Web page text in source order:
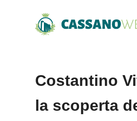
Costantino
la scoperta